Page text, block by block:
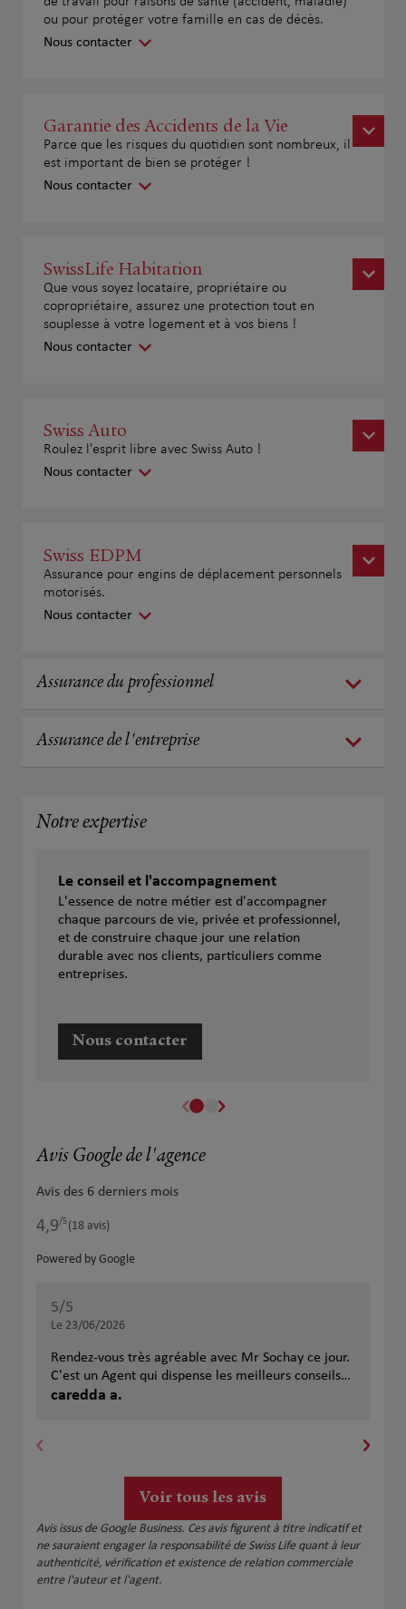
ou pour protéger votre famille en cas de décès.
Nous contacter
Garantie des Accidents de la Vie
Parce que les risques du quotidien sont nombreux, il
est important de bien se protéger !
Nous contacter
SwissLife Habitation
Que vous soyez locataire, propriétaire ou
copropriétaire, assurez une protection tout en
souplesse à votre logement et à vos biens !
Nous contacter
Swiss Auto
Roulez l'esprit libre avec Swiss Auto !
Nous contacter
Swiss EDPM
Assurance pour engins de déplacement personnels
motorisés.
Nous contacter
Assurance du professionnel
Assurance de l'entreprise
Notre expertise
Le conseil et l'accompagnement
L'essence de notre métier est d'accompagner
chaque parcours de vie, privée et professionnel,
et de construire chaque jour une relation
durable avec nos clients, particuliers comme
entreprises.
Nous contacter
Avis Google de l'agence
Avis des 6 derniers mois
4,9/5Note de 4.9 sur 5
(18 avis)
Powered by Google
5/5
Le 23/06/2026
Rendez-vous très agréable avec Mr Sochay ce jour.
C'est un Agent qui dispense les meilleurs conseils
au plus près de la situation de son client. Tout est
qui recherchent une assurance quelle que soit la
nature de la garantie. Angèle Caredda
caredda a.
Voir tous les avis
Avis issus de Google Business. Ces avis figurent à titre indicatif et
ne sauraient engager la responsabilité de Swiss Life quant à leur
authenticité, vérification et existence de relation commerciale
entre l'auteur et l'agent.